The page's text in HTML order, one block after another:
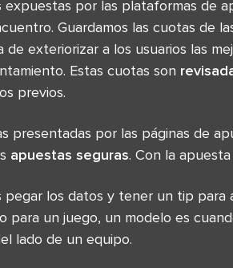
expuestas por las plataformas de
Guardamos las cuotas de
de exteriorizar a los usuarios las
Estas cuotas son
previos.
presentadas por las páginas de
apuestas seguras. Con la
los datos y tener un tip para
para un juego, un modelo es
lado de un equipo.